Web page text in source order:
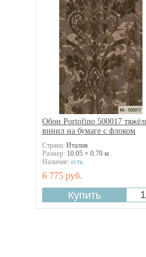
Обои Portofino 500017
винил на бумаге с флоком
Страна: Италия
Размер: 10.05 × 0.70 м.
Наличие: есть
6 775 руб.